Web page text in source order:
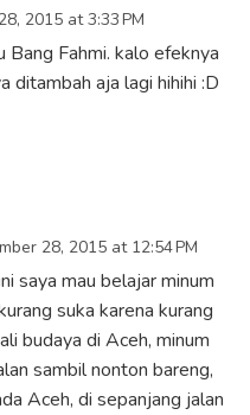
2015 at 3:33 PM
Bang Fahmi. kalo efeknya
ditambah aja lagi hihihi :D
28, 2015 at 12:54 PM
saya mau belajar minum
suka karena kurang
budaya di Aceh, minum
sambil nonton bareng,
Aceh, di sepanjang jalan